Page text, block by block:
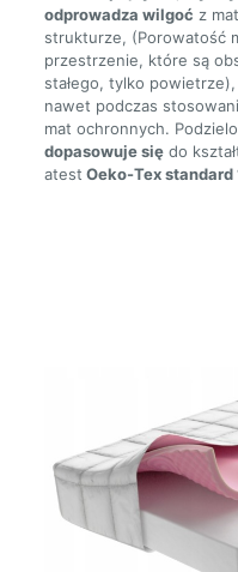
odprowadza wilgoć z
strukturze, (Porowatość
przestrzenie, które są
stałego, tylko
nawet podczas
mat ochronnych.
dopasowuje siędo
atest Oeko-Tex standard